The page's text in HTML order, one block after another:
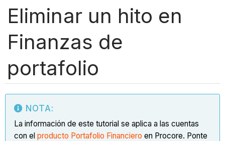
Eliminar un hito en
Finanzas de
portafolio
NOTA:
La información de este tutorial se aplica a las cuentas
con elproducto Portafolio Financiero en Procore. Ponte